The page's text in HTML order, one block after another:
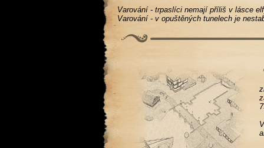
Varování - trpaslíci nemají příliš v lásce
Varování - v opuštěných tunelech je